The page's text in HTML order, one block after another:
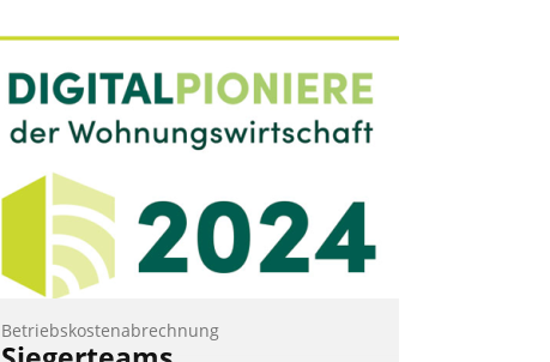
vernetzen, nutzt die Berliner Gewobag
und Eingriff bietende Lösung. Zur
Entwicklung setzte man auf
Cloudtechnologie, bewährte und Startup-
Partner sowie erstmals agile
Projektmethoden.
Nadja Hußmann
Betriebskostenabrechnung